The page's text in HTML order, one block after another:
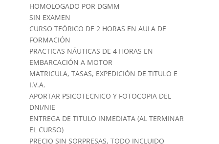
HOMOLOGADO POR DGMM
SIN EXAMEN
CURSO TEÓRICO DE 2 HORAS EN AULA DE
FORMACIÓN
PRACTICAS NÁUTICAS DE 4 HORAS EN
EMBARCACIÓN A MOTOR
MATRICULA, TASAS, EXPEDICIÓN DE TITULO E
I.V.A.
APORTAR PSICOTECNICO Y FOTOCOPIA DEL
DNI/NIE
ENTREGA DE TITULO INMEDIATA (AL TERMINAR
EL CURSO)
PRECIO SIN SORPRESAS, TODO INCLUIDO